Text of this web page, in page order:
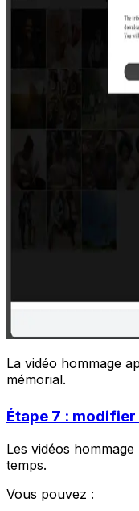
La vidéo hommage
mémorial.
Étape 7 :
Les vidéos
temps.
Vous pouvez :